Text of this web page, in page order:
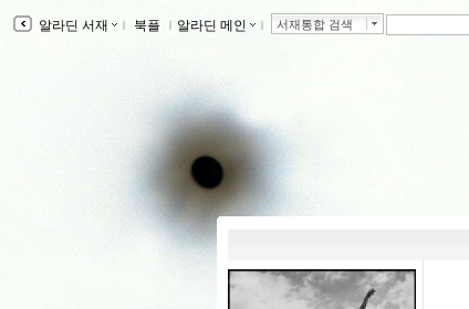
알라딘 서재 ｌ 북플 ｌ 알라딘 메인 ｌ 서재통합 검색